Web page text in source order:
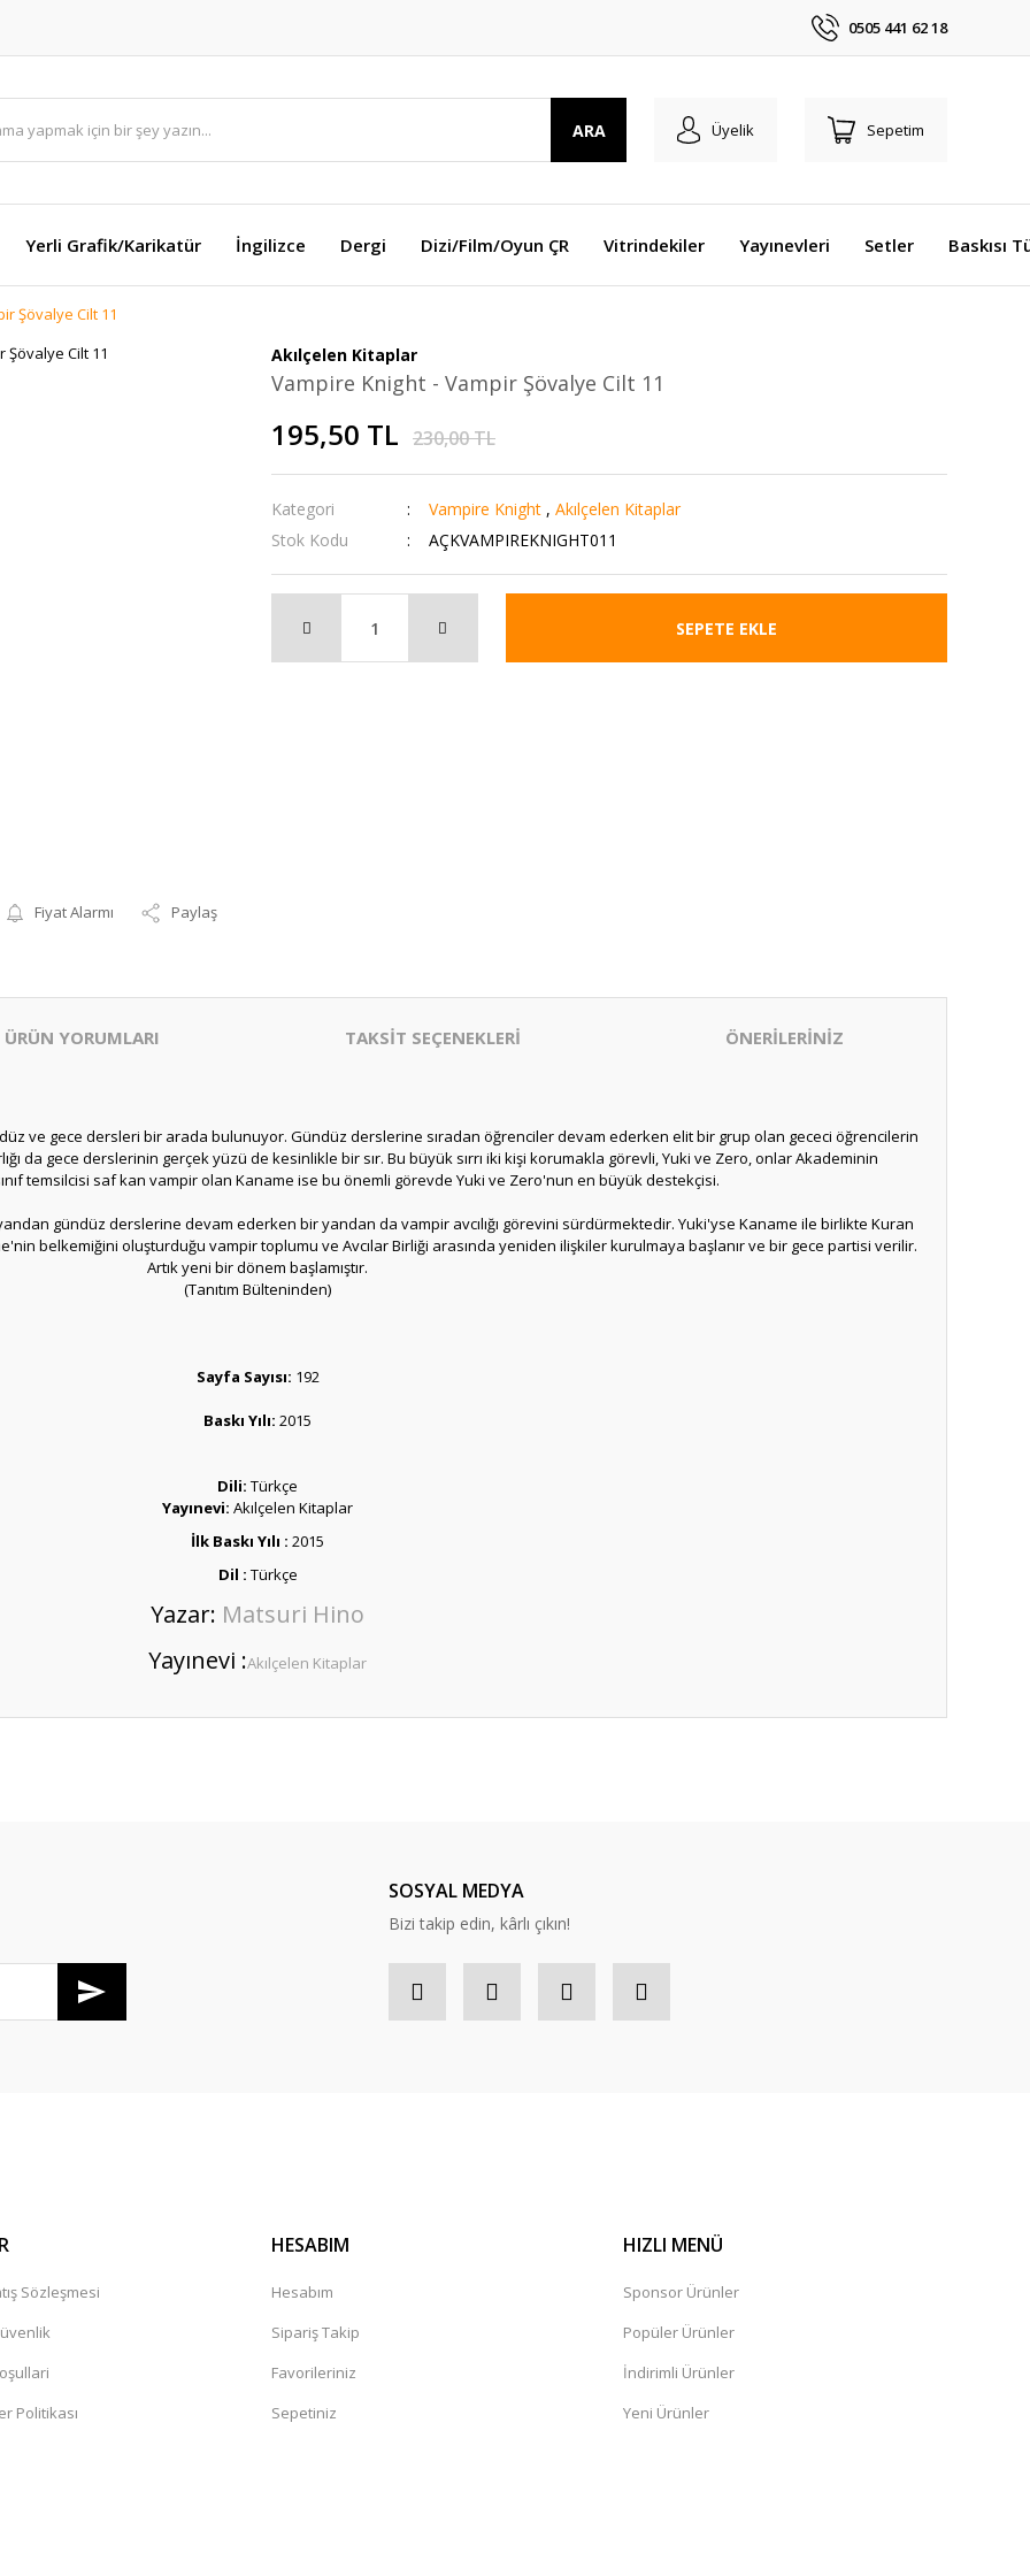
0505 441 62 18
ARA Üyelik Sepetim
Yerli Grafik/Karikatür İngilizce Dergi Dizi/Film/Oyun ÇR Vitrindekiler Yayınevleri Setler Baskısı
Şövalye Cilt 11
Fiyat Alarmı Paylaş
Akılçelen Kitaplar
Vampire Knight - Vampir Şövalye Cilt 11
195,50 TL 230,00 TL
Kategori Vampire Knight , Akılçelen Kitaplar
Stok Kodu
AÇKVAMPIREKNIGHT011
SEPETE EKLE
ÜRÜN YORUMLARI TAKSİT SEÇENEKLERİ ÖNERİLERİNİZ
ve gece dersleri bir arada bulunuyor. Gündüz derslerine sıradan öğrenciler devam ederken elit bir grup olan gececi öğrencilerin
da gece derslerinin gerçek yüzü de kesinlikle bir sır. Bu büyük sırrı iki kişi korumakla görevli, Yuki ve Zero, onlar Akademinin
sınıf temsilcisi saf kan vampir olan Kaname ise bu önemli görevde Yuki ve Zero'nun en büyük destekçisi.
gündüz derslerine devam ederken bir yandan da vampir avcılığı görevini sürdürmektedir. Yuki'yse Kaname ile birlikte Kuran
belkemiğini oluşturduğu vampir toplumu ve Avcılar Birliği arasında yeniden ilişkiler kurulmaya başlanır ve bir gece partisi verilir.
Artık yeni bir dönem başlamıştır.
(Tanıtım Bülteninden)
Sayfa Sayısı: 192
Baskı Yılı: 2015
Dili: Türkçe
Yayınevi: Akılçelen Kitaplar
İlk Baskı Yılı : 2015
Dil : Türkçe
Yazar: Matsuri Hino
Yayınevi :Akılçelen Kitaplar
SOSYAL MEDYA
Bizi takip edin, kârlı çıkın!
Sözleşmesi
Politikası
HESABIM
Hesabım
Sipariş Takip
Favorileriniz
Sepetiniz
HIZLI MENÜ
Sponsor Ürünler
Popüler Ürünler
İndirimli Ürünler
Yeni Ürünler